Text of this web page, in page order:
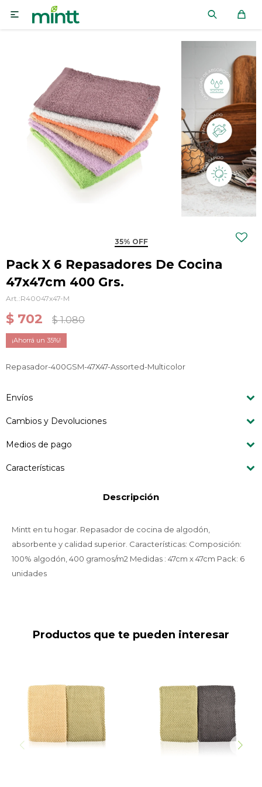

35% OFF
Pack X 6 Repasadores De Cocina
47x47cm 400 Grs.
R40047x47-M
$ 702 $ 1.080
35
Repasador-400GSM-47X47-Assorted-Multicolor
Envíos
Cambios y Devoluciones
Medios de pago
Características
Descripción
Mintt en tu hogar. Repasador de cocina de algodón,
absorbente y calidad superior. Características: Composición:
100% algodón, 400 gramos/m2 Medidas : 47cm x 47cm Pack: 6
unidades
Productos que te pueden interesar
Repasador-380GSM-
40X60-Wheat Olive- Trigo
y Verde
Repasador-380GSM-
40X60-Olive D grey- Verde
Gris